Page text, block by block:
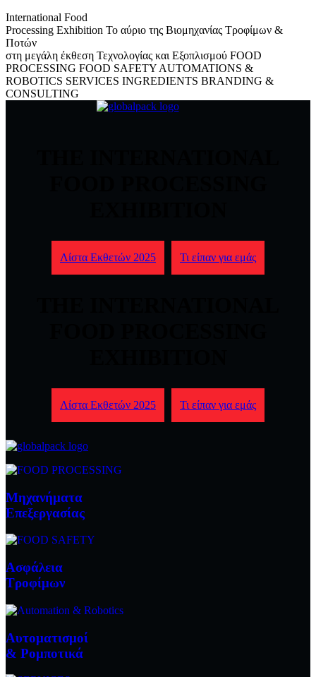
International Food
Processing Exhibition Το αύριο της Βιομηχανίας Τροφίμων &
Ποτών
στη μεγάλη έκθεση Τεχνολογίας και Εξοπλισμού FOOD
PROCESSING FOOD SAFETY AUTOMATIONS &
ROBOTICS SERVICES INGREDIENTS BRANDING &
CONSULTING
Λίστα Εκθετών 2025 Τι είπαν για εμάς
Λίστα Εκθετών 2025 Τι είπαν για εμάς
Μηχανήματα
Επεξεργασίας
Ασφάλεια
Τροφίμων
Αυτοματισμοί
& Ρομποτικά